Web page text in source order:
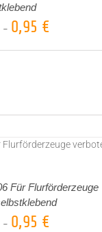
– 0,95 €
Für Flurförderzeuge
– 0,95 €